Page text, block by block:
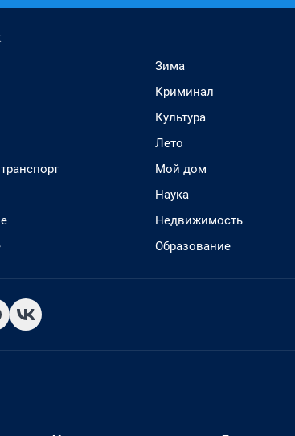
Зима
Криминал
Культура
Лето
Мой дом
Наука
Недвижимость
Образование